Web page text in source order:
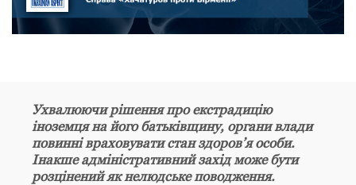
Ухвалюючи рішення про екстрадицію
іноземця на його батьківщину, органи влади
повинні враховувати стан здоров’я особи.
Інакше адміністративний захід може бути
розцінений як нелюдське поводження.